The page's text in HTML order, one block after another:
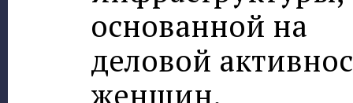
основанной на
деловой
женщин.